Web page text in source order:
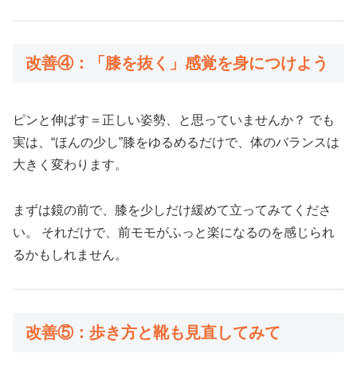
改善④：「膝を抜く」感覚を身につけよう
ピンと伸ばす＝正しい姿勢、と思っていませんか？ でも
実は、“ほんの少し”膝をゆるめるだけで、体のバランスは
大きく変わります。
まずは鏡の前で、膝を少しだけ緩めて立ってみてくださ
い。 それだけで、前モモがふっと楽になるのを感じられ
るかもしれません。
改善⑤：歩き方と靴も見直してみて